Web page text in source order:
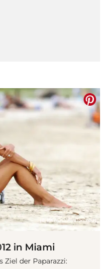
(© IMAGO/Avalon.red)
in Miami
der Paparazzi: